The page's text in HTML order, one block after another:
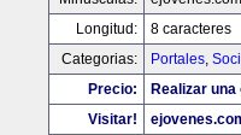
Longitud:
8 caracteres
Categorias:
Portales,
Precio:
Realizar
Visitar!